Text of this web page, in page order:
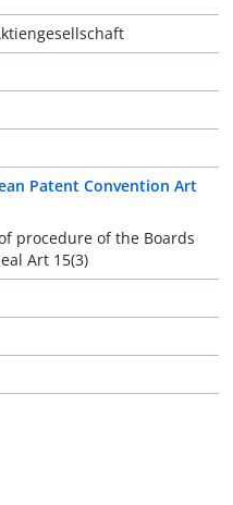
Patent Convention Art
procedure of the Boards
Art 15(3)